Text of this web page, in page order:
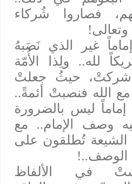
فصاروا شُركاء
غير الذي نَصَبهُ
لله.. ولِذا الأُمّة
أشركتْ، حيثُ جعلتْ
الله فنصبتْ أئمةً..
ليس بالضرورة
وصف الإمام.. مع
الشيعة تُطلقون على
الوصف..!
في الألفاظ